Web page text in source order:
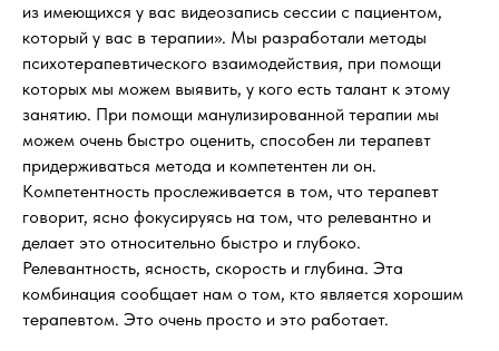
из имеющихся у вас видеозапись сессии с пациентом,
который у вас в терапии». Мы разработали методы
психотерапевтического взаимодействия, при помощи
которых мы можем выявить, у кого есть талант к этому
занятию. При помощи манулизированной терапии мы
можем очень быстро оценить, способен ли терапевт
придерживаться метода и компетентен ли он.
Компетентность прослеживается в том, что терапевт
говорит, ясно фокусируясь на том, что релевантно и
делает это относительно быстро и глубоко.
Релевантность, ясность, скорость и глубина. Эта
комбинация сообщает нам о том, кто является хорошим
терапевтом. Это очень просто и это работает.